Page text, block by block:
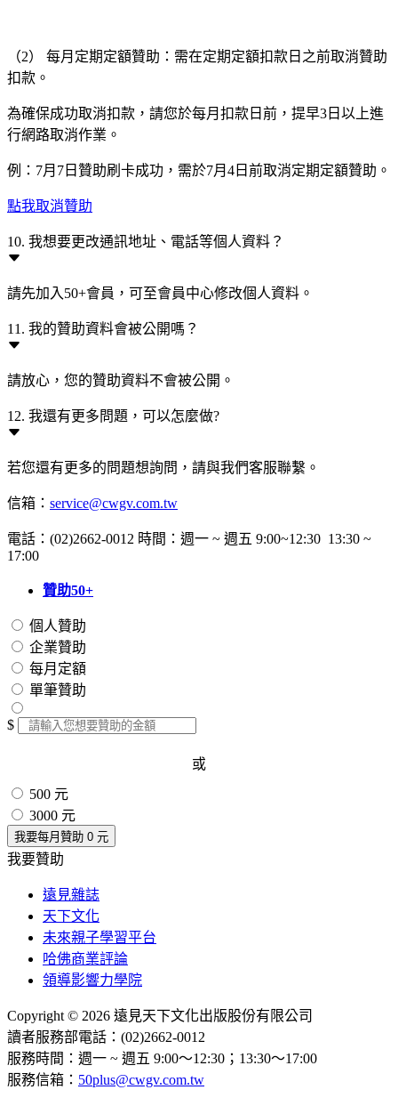
（2） 每月定期定額贊助：需在定期定額扣款日之前取消贊助
扣款。
為確保成功取消扣款，請您於每月扣款日前，提早3日以上進
行網路取消作業。
例：7月7日贊助刷卡成功，需於7月4日前取消定期定額贊助。
點我取消贊助
10. 我想要更改通訊地址、電話等個人資料？
請先加入50+會員，可至會員中心修改個人資料。
11. 我的贊助資料會被公開嗎？
請放心，您的贊助資料不會被公開。
12. 我還有更多問題，可以怎麼做?
若您還有更多的問題想詢問，請與我們客服聯繫。
信箱： service@cwgv.com.tw
電話：(02)2662-0012 時間：週一 ~ 週五 9:00~12:30 13:30 ~
17:00
贊助50+
個人贊助
企業贊助
每月定額
單筆贊助
$
或
500 元
3000 元
我要每月贊助 0 元
我要贊助
遠見雜誌
天下文化
未來親子學習平台
哈佛商業評論
領導影響力學院
Copyright © 2026 遠見天下文化出版股份有限公司
讀者服務部電話：(02)2662-0012
服務時間：週一 ~ 週五 9:00～12:30；13:30～17:00
服務信箱： 50plus@cwgv.com.tw